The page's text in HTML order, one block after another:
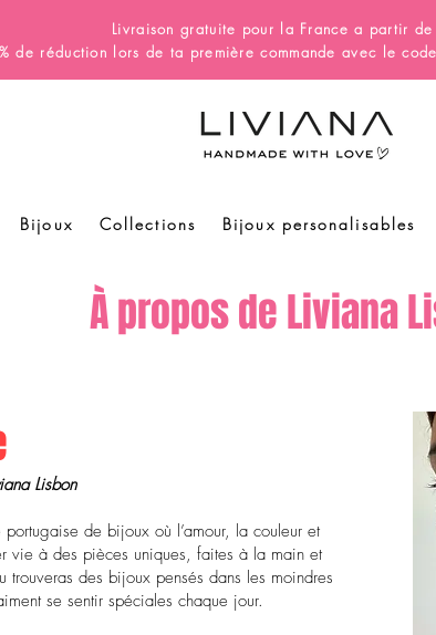
Livraison gratuite pour la France a partir
de réduction lors de ta première commande avec le
Bijoux Collections Bijoux personalisables
À propos de Liviana
Lisbon
portugaise de bijoux où l’amour, la couleur et
vie à des pièces uniques, faites à la main et
des bijoux pensés dans les moindres
se sentir spéciales chaque jour.